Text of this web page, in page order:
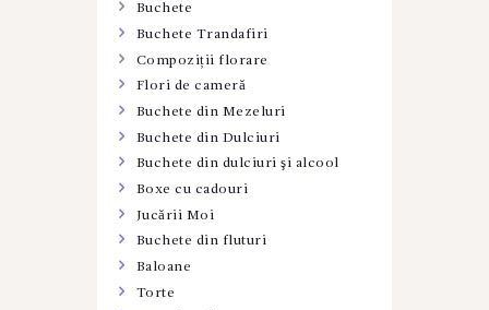
Buchete
Buchete Trandafiri
Compoziții florare
Flori de cameră
Buchete din Mezeluri
Buchete din Dulciuri
Buchete din dulciuri şi alcool
Boxe cu cadouri
Jucării Moi
Buchete din fluturi
Baloane
Torte